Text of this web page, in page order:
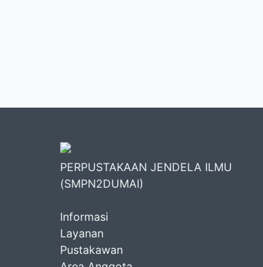
PERPUSTAKAAN JENDELA ILMU
(SMPN2DUMAI)
Informasi
Layanan
Pustakawan